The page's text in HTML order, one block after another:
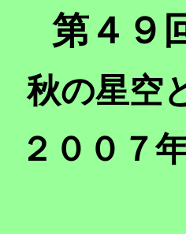
第４９
秋の星空
２００７